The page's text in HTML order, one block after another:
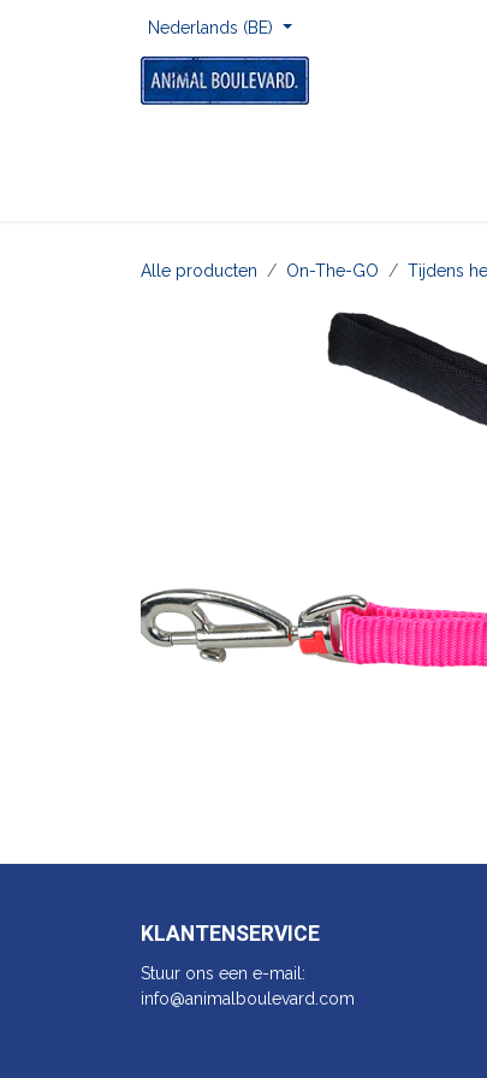
Nederlands (BE)
Alle producten On-The-GO Tijdens
KLANTENSERVICE
Stuur ons een e-mail:
info@animalbo​ulevard.com